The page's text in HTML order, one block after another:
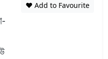
❤️ Add to Favourite